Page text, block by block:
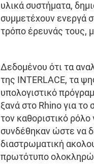
υλικά συστήματα,
συμμετέχουν ενεργά
τρόπο έρευνάς τους,
Δεδομένου ότι τα
της INTERLACE, τα
υπολογιστικό
ξανά στο Rhino για
τον καθοριστικό
συνδέθηκαν ώστε να
διαστρωματική
πρωτότυπο